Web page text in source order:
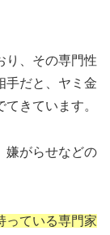
り、その専門性
手だと、ヤミ金
きています。
嫌がらせなどの
っている専門家